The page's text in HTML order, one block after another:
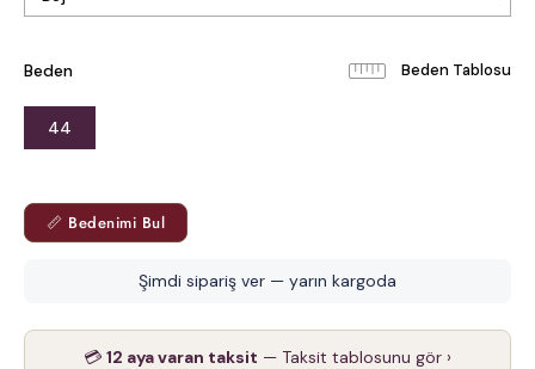
Beden Beden Tablosu
44
📏 Bedenimi Bul
Şimdi sipariş ver — yarın kargoda
💳 12 aya varan taksit — Taksit tablosunu gör ›